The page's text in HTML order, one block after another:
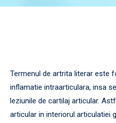
Termenul de artrita literar este
inflamatie intraarticulara, insa
leziunile de cartilaj articular.
articular in interiorul articulatiei